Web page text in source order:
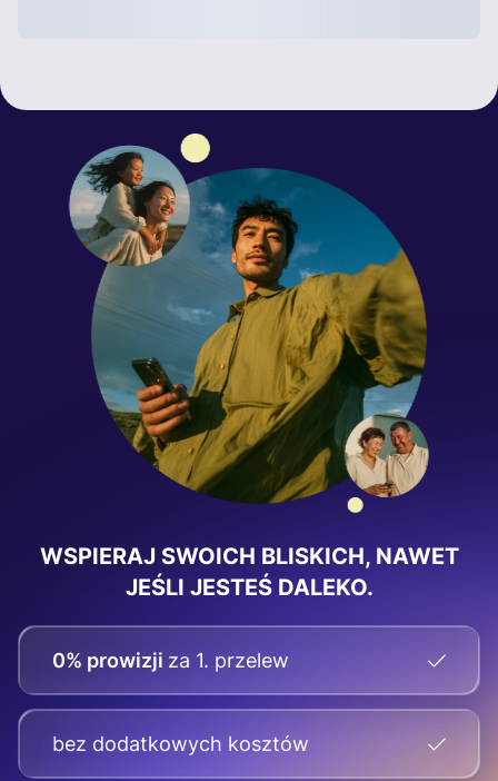
WSPIERAJ SWOICH BLISKICH, NAWET
JEŚLI JESTEŚ DALEKO.
0% prowizji za 1. przelew
bez dodatkowych kosztów